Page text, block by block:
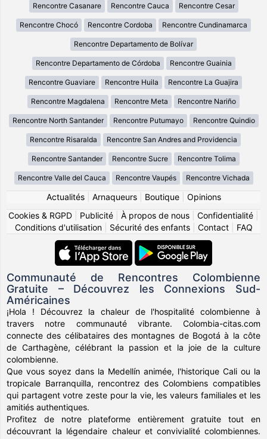
Rencontre Casanare Rencontre Cauca Rencontre Cesar
Rencontre Chocó Rencontre Cordoba Rencontre Cundinamarca
Rencontre Departamento de Bolívar
Rencontre Departamento de Córdoba Rencontre Guainia
Rencontre Guaviare Rencontre Huila Rencontre La Guajira
Rencontre Magdalena Rencontre Meta Rencontre Nariño
Rencontre North Santander Rencontre Putumayo Rencontre Quindio
Rencontre Risaralda Rencontre San Andres and Providencia
Rencontre Santander Rencontre Sucre Rencontre Tolima
Rencontre Valle del Cauca Rencontre Vaupés Rencontre Vichada
Actualités| Arnaqueurs| Boutique| Opinions
Cookies & RGPD
Publicité À propos de nous Confidentialité
Conditions d'utilisation| Sécurité des enfants| Contact| FAQ
Communauté de Rencontres Colombienne
Gratuite – Découvrez les Connexions Sud-
Américaines
¡Hola ! Découvrez la chaleur de l'hospitalité colombienne à
travers notre communauté vibrante. Colombia-citas.com
connecte des célibataires des montagnes de Bogotá à la côte
de Carthagène, célébrant la passion et la joie de la culture
colombienne.
Que vous soyez dans la Medellín animée, l'historique Cali ou la
tropicale Barranquilla, rencontrez des Colombiens compatibles
qui partagent votre zeste pour la vie, les valeurs familiales et les
amitiés authentiques.
Profitez de notre plateforme entièrement gratuite tout en
découvrant la légendaire chaleur et convivialité colombiennes.